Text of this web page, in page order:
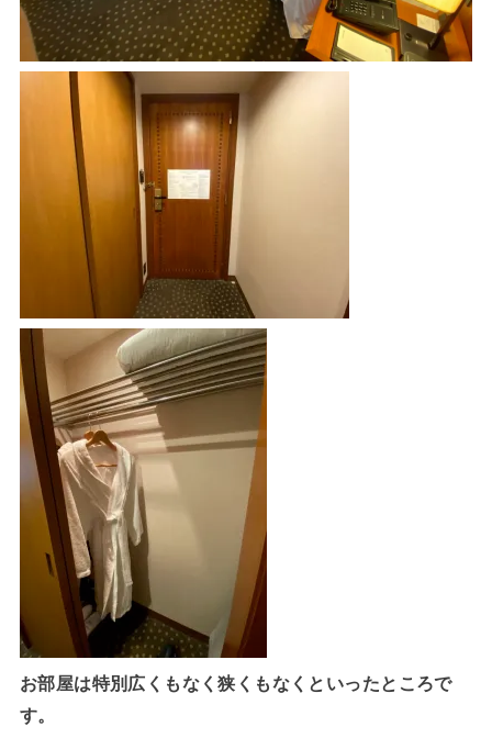
お部屋は特別広くもなく狭くもなくといったところで
す。